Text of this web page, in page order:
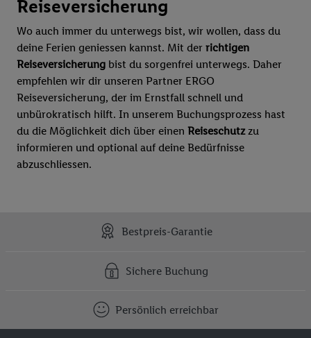
Reiseversicherung
Wo auch immer du unterwegs bist, wir wollen, dass du
deine Ferien geniessen kannst. Mit der richtigen
Reiseversicherung bist du sorgenfrei unterwegs. Daher
empfehlen wir dir unseren Partner ERGO
Reiseversicherung, der im Ernstfall schnell und
unbürokratisch hilft. In unserem Buchungsprozess hast
du die Möglichkeit dich über einen Reiseschutzzu
informieren und optional auf deine Bedürfnisse
abzuschliessen.
Bestpreis-Garantie
Sichere Buchung
Persönlich erreichbar